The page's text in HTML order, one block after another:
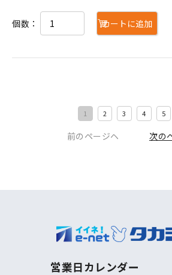
個数： カートに追加
前のページヘ
1 2 3 4 5
次の
営業日カレンダー